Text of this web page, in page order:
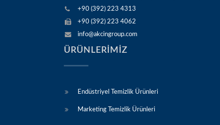
+90 (392) 223 4313
+90 (392) 223 4062
info@akcingroup.com
ÜRÜNLERİMİZ
Endüstriyel Temizlik Ürünleri
Marketing Temizlik Ürünleri